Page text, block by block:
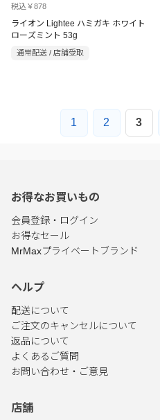
税込￥878
ライオン Lightee ハミガキ ホワイト
ローズミント 53g
通常配送 / 店舗受取
1 2 3
お得なお買いもの
会員登録・ログイン
お得なセール
MrMaxプライベートブランド
ヘルプ
配送について
ご注文のキャンセルについて
返品について
よくあるご質問
お問い合わせ・ご意見
店舗